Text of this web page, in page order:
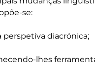
se:
diacrónica;
lhes